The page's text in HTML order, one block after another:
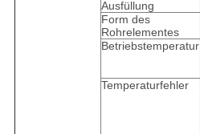
Ausfüllung
Form des
Rohrelementes
Betriebstemperatur
Temperaturfehler